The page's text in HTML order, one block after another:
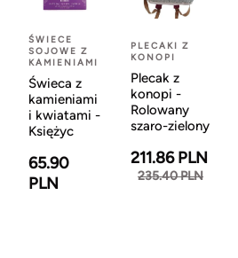
ŚWIECE
SOJOWE Z
KAMIENIAMI
Świeca z
kamieniami
i kwiatami -
Księżyc
65.90
PLN
PLECAKI Z
KONOPI
Plecak z
konopi -
Rolowany
szaro-zielony
211.86 PLN
235.40 PLN